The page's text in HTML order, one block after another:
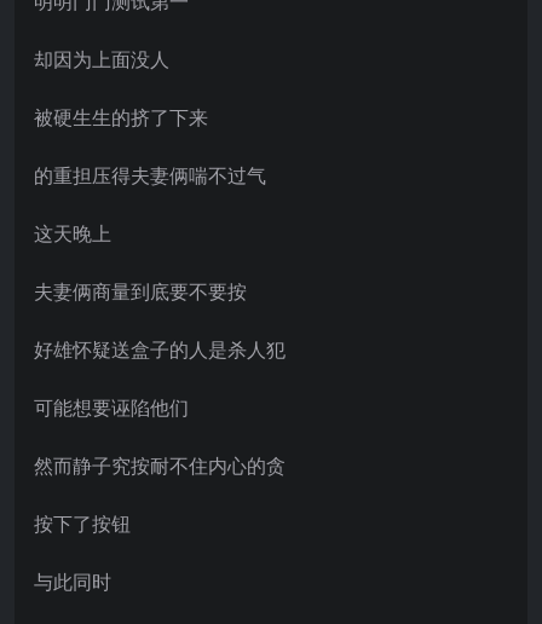
却因为上面没人
被硬生生的挤了下来
的重担压得夫妻俩喘不过气
这天晚上
夫妻俩商量到底要不要按
好雄怀疑送盒子的人是杀人犯
可能想要诬陷他们
然而静子究按耐不住内心的贪
按下了按钮
与此同时